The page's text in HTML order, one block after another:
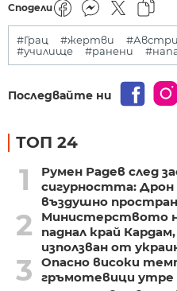
Сподели
#Грац #жертви
#училище
#ранени
Последвайте ни
ТОП 24
1
Румен Радев след
сигурността: Дрон
въздушно
2
Министерството
паднал край
използван от
3
Опасно високи
гръмотевици утре